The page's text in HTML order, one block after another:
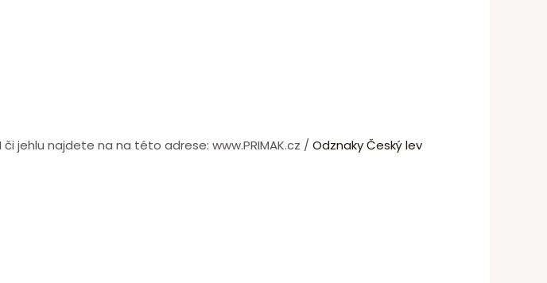
jehlu najdete na na této adrese: www.PRIMAK.cz / Odznaky Český lev